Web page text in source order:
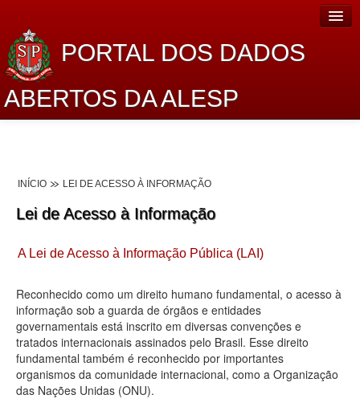
PORTAL DOS DADOS
ABERTOS DA ALESP
Lei de Acesso à Informação
Dados Governamentais Abertos
Planejamento
Catálogo de dados
Processo Legislativo
Deputados Estaduais
INÍCIO LEI DE ACESSO À INFORMAÇÃO
Lei de Acesso à Informação
A Lei de Acesso à Informação Pública (LAI)
Reconhecido como um direito humano fundamental, o acesso à
informação sob a guarda de órgãos e entidades
governamentais está inscrito em diversas convenções e
tratados internacionais assinados pelo Brasil. Esse direito
fundamental também é reconhecido por importantes
organismos da comunidade internacional, como a Organização
das Nações Unidas (ONU).